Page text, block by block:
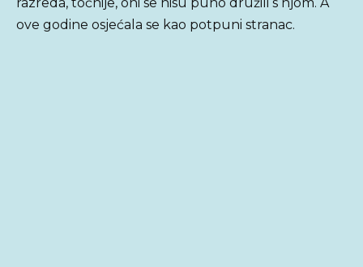
ove godine osjećala se kao potpuni stranac.